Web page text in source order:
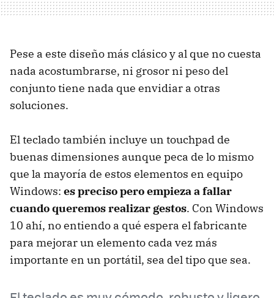
Pese a este diseño más clásico y al que no cuesta
nada acostumbrarse, ni grosor ni peso del
conjunto tiene nada que envidiar a otras
soluciones.
El teclado también incluye un touchpad de
buenas dimensiones aunque peca de lo mismo
que la mayoría de estos elementos en equipo
Windows: es preciso pero empieza a fallar
cuando queremos realizar gestos. Con Windows
10 ahí, no entiendo a qué espera el fabricante
para mejorar un elemento cada vez más
importante en un portátil, sea del tipo que sea.